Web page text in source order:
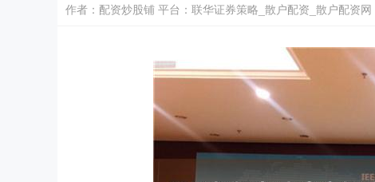
作者：配资炒股铺 平台：联华证券策略_散户配资_散户配资网